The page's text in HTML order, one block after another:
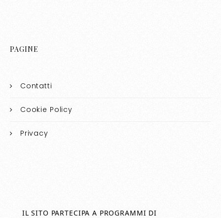
PAGINE
Contatti
Cookie Policy
Privacy
IL SITO PARTECIPA A PROGRAMMI DI